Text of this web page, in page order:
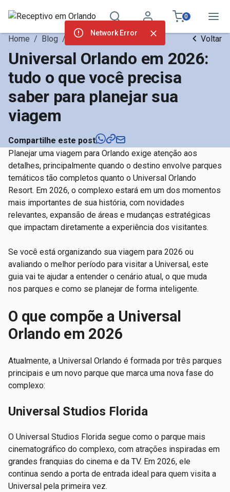
0
Home / Blog / Dicas de Viagem Voltar
Universal Orlando em 2026:
tudo o que você precisa
saber para planejar sua
viagem
Compartilhe este post
Planejar uma viagem para Orlando exige atenção aos
detalhes, principalmente quando o destino envolve parques
temáticos tão completos quanto o Universal Orlando
Resort. Em 2026, o complexo estará em um dos momentos
mais importantes de sua história, com novidades
relevantes, expansão de áreas e mudanças estratégicas
que impactam diretamente a experiência dos visitantes.
Se você está organizando sua viagem para 2026 ou
avaliando o melhor período para visitar a Universal, este
guia vai te ajudar a entender o cenário atual, o que muda
nos parques e como se planejar de forma inteligente.
O que compõe a Universal
Orlando em 2026
Atualmente, a Universal Orlando é formada por três parques
principais e um novo parque que marca uma nova fase do
complexo:
Universal Studios Florida
O Universal Studios Florida segue como o parque mais
cinematográfico do complexo, com atrações inspiradas em
grandes franquias do cinema e da TV. Em 2026, ele
continua sendo a porta de entrada ideal para quem visita a
Universal pela primeira vez.
Network Error